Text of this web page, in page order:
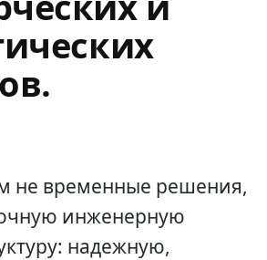
не временные решения,
инженерную
надежную,